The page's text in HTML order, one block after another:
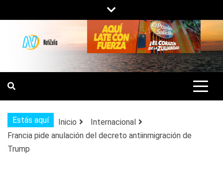
al
contenido
NOTIZULIA
NOTICIAS DEL ZULIA, VENEZUELA Y
DE INTERÉS GENERAL.
Estás aquí Inicio
Internacional
Francia pide anulación del decreto antiinmigración de
Trump